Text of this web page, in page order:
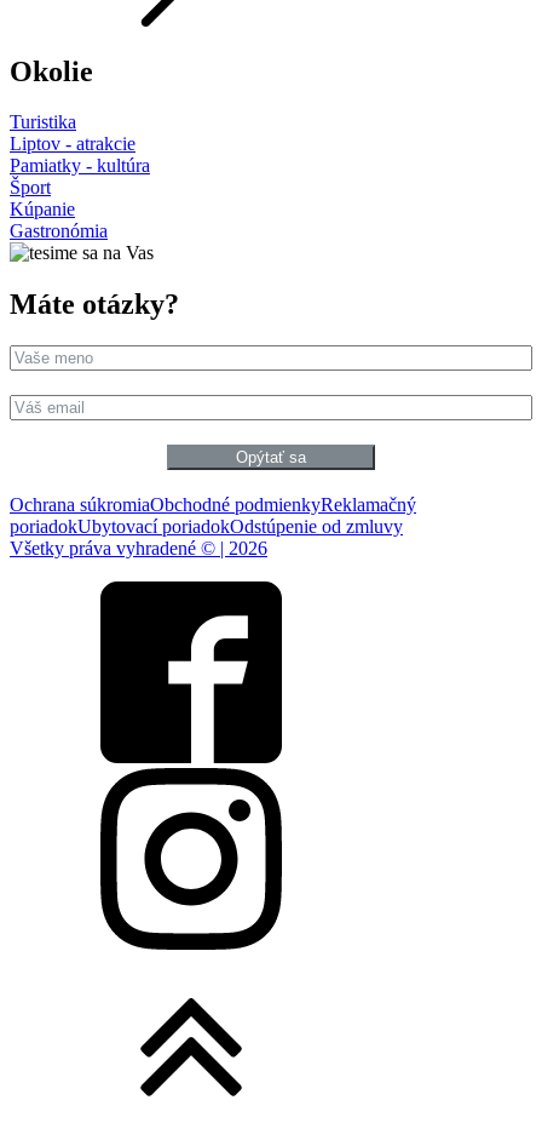
Okolie
Turistika
Liptov - atrakcie
Pamiatky - kultúra
Šport
Kúpanie
Gastronómia
Máte otázky?
Opýtať sa
Ochrana súkromiaObchodné podmienkyReklamačný
poriadokUbytovací poriadokOdstúpenie od zmluvy
Všetky práva vyhradené © | 2026